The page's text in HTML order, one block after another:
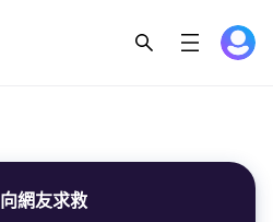
向網友求救